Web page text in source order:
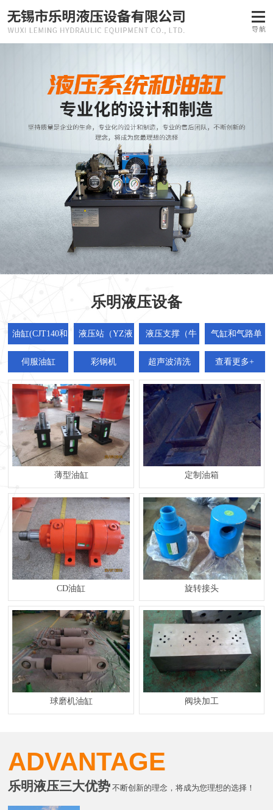
乐明液压设备
油缸(CJT140和
HSG)
液压站（YZ液
压系统)
液压支撑（牛
腿40T)
气缸和气路单
元（QG）
伺服油缸 彩钢机 超声波清洗 查看更多+
薄型油缸
CD油缸
球磨机油缸
定制油箱
旋转接头
阀块加工
ADVANTAGE
乐明液压三大优势 不断创新的理念，将成为您理想的选择！